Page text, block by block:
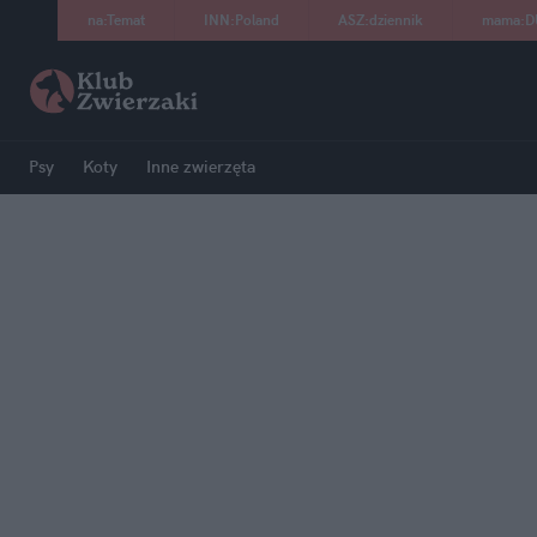
na:Temat INN :Poland ASZ:dziennik mama:
Psy Koty Inne zwierzęta